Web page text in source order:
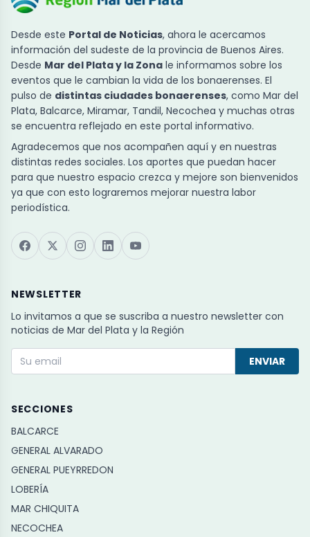
Desde este Portal de Noticias, ahora le acercamos
información del sudeste de la provincia de Buenos Aires.
Desde Mar del Plata y la Zona le informamos sobre los
eventos que le cambian la vida de los bonaerenses. El
pulso de distintas ciudades bonaerenses, como Mar del
Plata, Balcarce, Miramar, Tandil, Necochea y muchas otras
se encuentra reflejado en este portal informativo.
Agradecemos que nos acompañen aquí y en nuestras
distintas redes sociales. Los aportes que puedan hacer
para que nuestro espacio crezca y mejore son bienvenidos
ya que con esto lograremos mejorar nuestra labor
periodística.
NEWSLETTER
Lo invitamos a que se suscriba a nuestro newsletter con
noticias de Mar del Plata y la Región
ENVIAR
SECCIONES
BALCARCE
GENERAL ALVARADO
GENERAL PUEYRREDON
LOBERÍA
MAR CHIQUITA
NECOCHEA